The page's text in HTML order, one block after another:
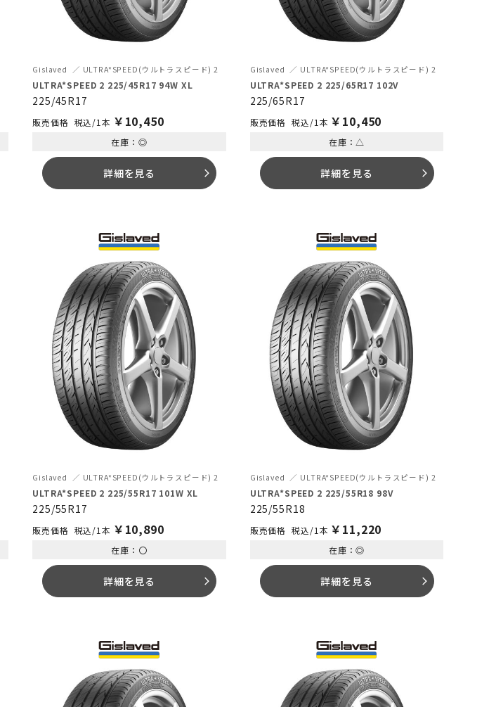
Gislaved ULTRA*SPEED(ウルトラスピード) 2
ULTRA*SPEED 2 225/45R17 94W XL
225/45R17
税込/1本 ￥ 10,450
在庫：◎
詳細を見る arrow_forward_ios
Gislaved ULTRA*SPEED(ウルトラスピード) 2
ULTRA*SPEED 2 225/65R17 102V
225/65R17
税込/1本 ￥ 10,450
在庫：△
詳細を見る arrow_forward_ios
Gislaved ULTRA*SPEED(ウルトラスピード) 2
ULTRA*SPEED 2 225/55R17 101W XL
225/55R17
税込/1本 ￥ 10,890
在庫：〇
詳細を見る arrow_forward_ios
Gislaved ULTRA*SPEED(ウルトラスピード) 2
ULTRA*SPEED 2 225/55R18 98V
225/55R18
税込/1本 ￥ 11,220
在庫：◎
詳細を見る arrow_forward_ios